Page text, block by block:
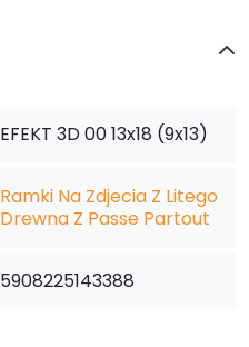
EFEKT 3D 00 13x18 (9x13)
Ramki Na Zdjecia Z Litego
Drewna Z Passe Partout
5908225143388